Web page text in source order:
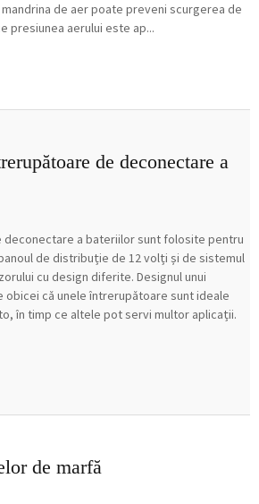
de aer poate preveni scurgerea de
presiunea aerului este ap...
de deconectare a
deconectare a bateriilor sunt folosite pentru
de distribuție de 12 volți și de sistemul
cu design diferite. Designul unui
că unele întrerupătoare sunt ideale
în timp ce altele pot servi multor aplicații.
de marfă